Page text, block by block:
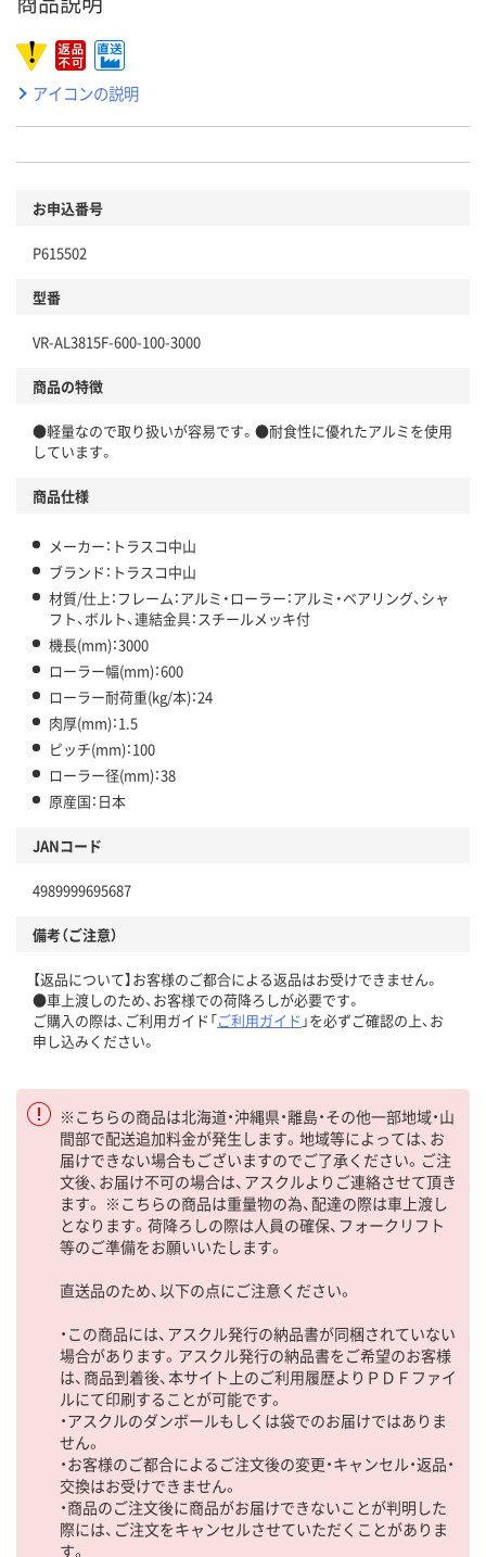
アイコンの説明
お申込番号
P615502
型番
VR-AL3815F-600-100-3000
商品の特徴
●軽量なので取り扱いが容易です。●耐食性に優れたアルミを使用
しています。
商品仕様
メーカー：トラスコ中山
ブランド：トラスコ中山
材質/仕上：フレーム：アルミ・ローラー：アルミ・ベアリング、シャ
フト、ボルト、連結金具：スチールメッキ付
機長(mm)：3000
ローラー幅(mm)：600
ローラー耐荷重(kg/本)：24
肉厚(mm)：1.5
ピッチ(mm)：100
ローラー径(mm)：38
原産国：日本
JANコード
4989999695687
備考（ご注意）
【返品について】お客様のご都合による返品はお受けできません。
●車上渡しのため、お客様での荷降ろしが必要です。
ご購入の際は、ご利用ガイド「ご利用ガイド 」を必ずご確認の上、お
申し込みください。
※こちらの商品は北海道・沖縄県・離島・その他一部地域・山
間部で配送追加料金が発生します。地域等によっては、お
届けできない場合もございますのでご了承ください。ご注
文後、お届け不可の場合は、アスクルよりご連絡させて頂き
ます。 ※こちらの商品は重量物の為、配達の際は車上渡し
となります。荷降ろしの際は人員の確保、フォークリフト
等のご準備をお願いいたします。
直送品のため、以下の点にご注意ください。
・この商品には、アスクル発行の納品書が同梱されていない
場合があります。アスクル発行の納品書をご希望のお客様
は、商品到着後、本サイト上のご利用履歴よりＰＤＦファイ
ルにて印刷することが可能です。
・アスクルのダンボールもしくは袋でのお届けではありま
せん。
・お客様のご都合によるご注文後の変更・キャンセル・返品・
交換はお受けできません。
・商品のご注文後に商品がお届けできないことが判明した
際には、ご注文をキャンセルさせていただくことがありま
す。